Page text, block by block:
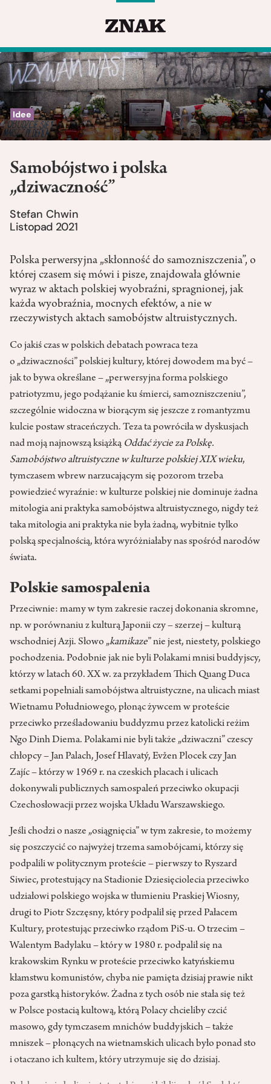
Idee
Samobójstwo i polska
„dziwaczność”
Stefan Chwin
Listopad 2021
Polska perwersyjna „skłonność do samozniszczenia”, o
której czasem się mówi i pisze, znajdowała głównie
wyraz w aktach polskiej wyobraźni, spragnionej, jak
każda wyobraźnia, mocnych efektów, a nie w
rzeczywistych aktach samobójstw altruistycznych.
Co jakiś czas w polskich debatach powraca teza
o „dziwaczności” polskiej kultury, której dowodem ma być –
jak to bywa określane – „perwersyjna forma polskiego
patriotyzmu, jego podążanie ku śmierci, samozniszczeniu”,
szczególnie widoczna w biorącym się jeszcze z romantyzmu
kulcie postaw straceńczych. Teza ta powróciła w dyskusjach
nad moją najnowszą książką Oddać życie za Polskę.
Samobójstwo altruistyczne w kulturze polskiej XIX wieku,
tymczasem wbrew narzucającym się pozorom trzeba
powiedzieć wyraźnie: w kulturze polskiej nie dominuje żadna
mitologia ani praktyka samobójstwa altruistycznego, nigdy też
taka mitologia ani praktyka nie była żadną, wybitnie tylko
polską specjalnością, która wyróżniałaby nas spośród narodów
świata.
Polskie samospalenia
Przeciwnie: mamy w tym zakresie raczej dokonania skromne,
np. w porównaniu z kulturą Japonii czy – szerzej – kulturą
wschodniej Azji. Słowo „kamikaze” nie jest, niestety, polskiego
pochodzenia. Podobnie jak nie byli Polakami mnisi buddyjscy,
którzy w latach 60. XX w. za przykładem Thich Quang Duca
setkami popełniali samobójstwa altruistyczne, na ulicach miast
Wietnamu Południowego, płonąc żywcem w proteście
przeciwko prześladowaniu buddyzmu przez katolicki reżim
Ngo Dinh Diema. Polakami nie byli także „dziwaczni” czescy
chłopcy – Jan Palach, Josef Hlavatý, Evžen Plocek czy Jan
Zajíc – którzy w 1969 r. na czeskich placach i ulicach
dokonywali publicznych samospaleń przeciwko okupacji
Czechosłowacji przez wojska Układu Warszawskiego.
Jeśli chodzi o nasze „osiągnięcia” w tym zakresie, to możemy
się poszczycić co najwyżej trzema samobójcami, którzy się
podpalili w politycznym proteście – pierwszy to Ryszard
Siwiec, protestujący na Stadionie Dziesięciolecia przeciwko
udziałowi polskiego wojska w tłumieniu Praskiej Wiosny,
drugi to Piotr Szczęsny, który podpalił się przed Pałacem
Kultury, protestując przeciwko rządom PiS-u. O trzecim –
Walentym Badylaku – który w 1980 r. podpalił się na
krakowskim Rynku w proteście przeciwko katyńskiemu
kłamstwu komunistów, chyba nie pamięta dzisiaj prawie nikt
poza garstką historyków. Żadna z tych osób nie stała się też
w Polsce postacią kultową, którą Polacy chcieliby czcić
masowo, gdy tymczasem mnichów buddyjskich – także
mniszek – płonących na wietnamskich ulicach było ponad sto
i otaczano ich kultem, który utrzymuje się do dzisiaj.